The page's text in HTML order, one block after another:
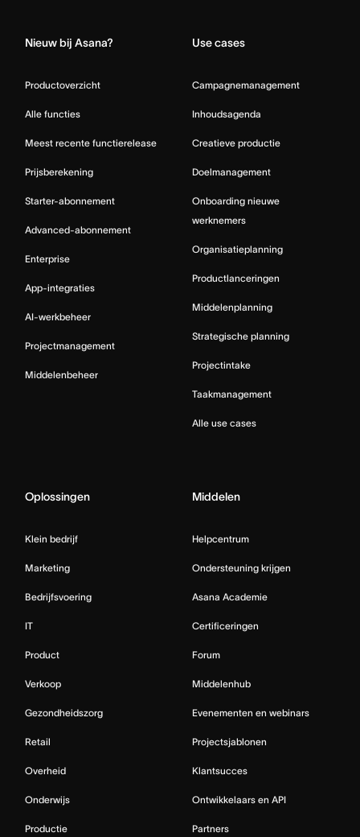
Nieuw bij Asana?
Productoverzicht
Alle functies
Meest recente functierelease
Prijsberekening
Starter-abonnement
Advanced-abonnement
Enterprise
App-integraties
AI-werkbeheer
Projectmanagement
Middelenbeheer
Use cases
Campagnemanagement
Inhoudsagenda
Creatieve productie
Doelmanagement
Onboarding nieuwe
werknemers
Organisatieplanning
Productlanceringen
Middelenplanning
Strategische planning
Projectintake
Taakmanagement
Alle use cases
Oplossingen
Klein bedrijf
Marketing
Bedrijfsvoering
IT
Product
Verkoop
Gezondheidszorg
Retail
Overheid
Onderwijs
Productie
Middelen
Helpcentrum
Ondersteuning krijgen
Asana Academie
Certificeringen
Forum
Middelenhub
Evenementen en webinars
Projectsjablonen
Klantsucces
Ontwikkelaars en API
Partners